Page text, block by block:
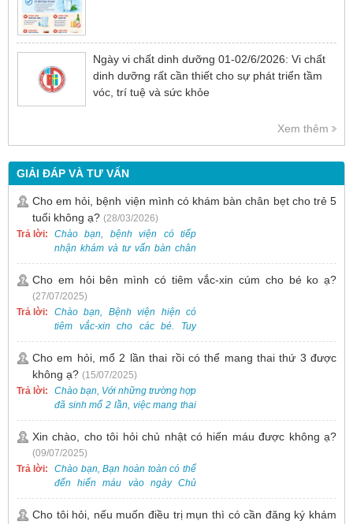
Ngày vi chất dinh dưỡng 01-02/6/2026: Vi chất
dinh dưỡng rất cần thiết cho sự phát triển tầm
vóc, trí tuệ và sức khỏe
Xem thêm
GIẢI ĐÁP VÀ TƯ VẤN
Cho em hỏi, bệnh viện mình có khám bàn chân bẹt cho trẻ 5
tuổi không ạ? (28/03/2026)
Trả lời:
Chào bạn, bệnh viện có tiếp
nhận khám và tư vấn bàn chân
bẹt cho trẻ em, bao gồm cả trẻ 5
tuổi. Bạn có thể đưa bé đến
Khoa Khám bệnh của bệnh viện
để được bác sĩ chuyên khoa
thăm khám. Ngoài ra, để thuận
tiện hơn, bạn có thể đặt lịch
0988 270 115. Nếu cần hỗ trợ
thêm, vui lòng liên hệ qua Zalo
hoặc Fanpage Bệnh viện Việt
Nam - Thụy Điển Uông Bí.
Cho em hỏi bên mình có tiêm vắc-xin cúm cho bé ko ạ?
(27/07/2025)
Trả lời:
Chào bạn, Bệnh viện hiện có
tiêm vắc-xin cho các bé. Tuy
nhiên, các loại vắc-xin thường về
theo từng đợt, không phải lúc
nào cũng có sẵn.
Cho em hỏi, mổ 2 lần thai rồi có thể mang thai thứ 3 được
không ạ? (15/07/2025)
Trả lời:
Chào bạn, Với những trường hợp
đã sinh mổ 2 lần, việc mang thai
lần 3 vẫn có thể thực hiện được.
Tại Bệnh viện, chúng tôi đã tiếp
nhận và hỗ trợ nhiều thai phụ có
nhu cầu tương tự.
Xin chào, cho tôi hỏi chủ nhật có hiến máu được không ạ?
(09/07/2025)
Trả lời:
Chào bạn, Bạn hoàn toàn có thể
đến hiến máu vào ngày Chủ
Nhật.
Cho tôi hỏi, nếu muốn điều trị mụn thì có cần đăng ký khám